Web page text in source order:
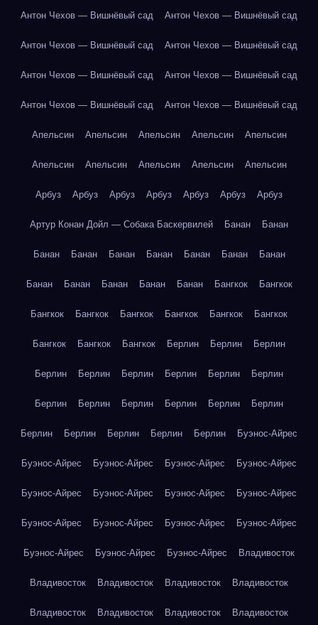
Антон Чехов — Вишнёвый сад Антон Чехов — Вишнёвый сад
Антон Чехов — Вишнёвый сад Антон Чехов — Вишнёвый сад
Антон Чехов — Вишнёвый сад Антон Чехов — Вишнёвый сад
Антон Чехов — Вишнёвый сад Антон Чехов — Вишнёвый сад
Апельсин Апельсин Апельсин Апельсин Апельсин
Апельсин Апельсин Апельсин Апельсин Апельсин
Арбуз Арбуз Арбуз Арбуз Арбуз Арбуз Арбуз
Артур Конан Дойл — Собака Баскервилей Банан Банан
Банан Банан Банан Банан Банан Банан Банан
Банан Банан Банан Банан Банан Бангкок Бангкок
Бангкок Бангкок Бангкок Бангкок Бангкок Бангкок
Бангкок Бангкок Бангкок Берлин Берлин Берлин
Берлин Берлин Берлин Берлин Берлин Берлин
Берлин Берлин Берлин Берлин Берлин Берлин
Берлин Берлин Берлин Берлин Берлин Буэнос-Айрес
Буэнос-Айрес Буэнос-Айрес Буэнос-Айрес Буэнос-Айрес
Буэнос-Айрес Буэнос-Айрес Буэнос-Айрес Буэнос-Айрес
Буэнос-Айрес Буэнос-Айрес Буэнос-Айрес Буэнос-Айрес
Буэнос-Айрес Буэнос-Айрес Буэнос-Айрес Владивосток
Владивосток Владивосток Владивосток Владивосток
Владивосток Владивосток Владивосток Владивосток